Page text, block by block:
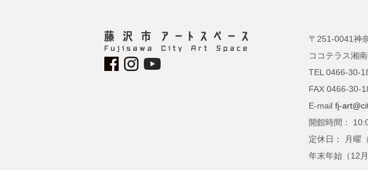
〒251-0041神
ココテラス湘
TEL 0466-30-
FAX 0466-30-
E-mail fj-
開館時間：
定休日： 月曜
年末年始（12